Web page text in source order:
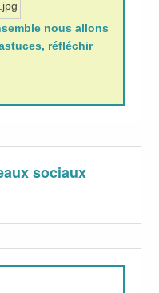
nous allons
réfléchir
sociaux